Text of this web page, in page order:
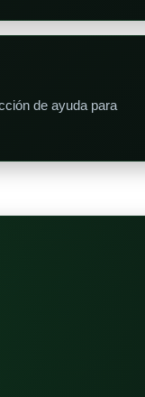
de ayuda para